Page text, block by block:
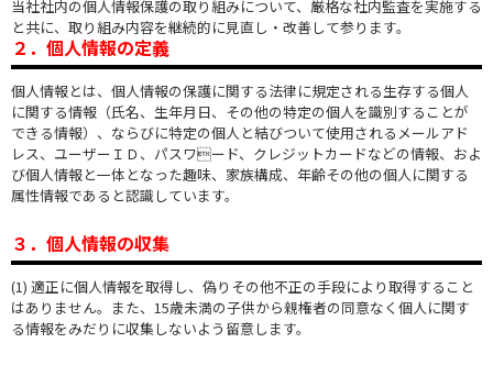
当社社内の個人情報保護の取り組みについて、厳格な社内監査を実施する
と共に、取り組み内容を継続的に見直し・改善して参ります。
２．個人情報の定義
個人情報とは、個人情報の保護に関する法律に規定される生存する個人
に関する情報（氏名、生年月日、その他の特定の個人を識別することが
できる情報）、ならびに特定の個人と結びついて使用されるメールアド
レス、ユーザーＩＤ、パスワード、クレジットカードなどの情報、およ
び個人情報と一体となった趣味、家族構成、年齢その他の個人に関する
属性情報であると認識しています。
３．個人情報の収集
(1) 適正に個人情報を取得し、偽りその他不正の手段により取得すること
はありません。また、15歳未満の子供から親権者の同意なく個人に関す
る情報をみだりに収集しないよう留意します。